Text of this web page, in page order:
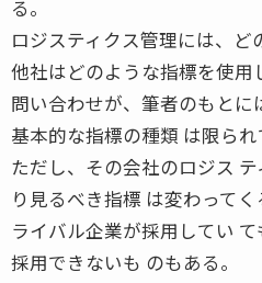
る。
ロジスティクス管理には、ど
他社はどのような指標を使用
問い合わせが、筆者のもとに
基本的な指標の種類 は限られ
ただし、その会社のロジス
り見るべき指標 は変わってく
ライバル企業が採用してい
採用できないも のもある。